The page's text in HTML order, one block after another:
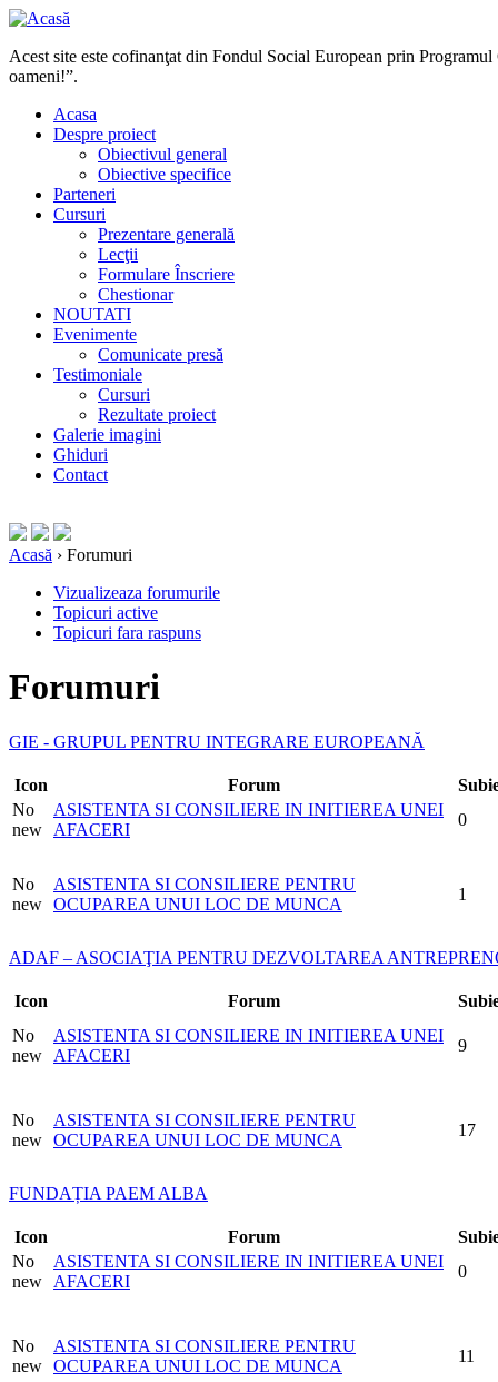
Acest site este cofinanţat din Fondul Social European prin
oameni!”.
Acasa
Despre proiect
Obiectivul general
Obiective specifice
Parteneri
Cursuri
Prezentare generală
Lecţii
Formulare Înscriere
Chestionar
NOUTATI
Evenimente
Comunicate presă
Testimoniale
Cursuri
Rezultate proiect
Galerie imagini
Ghiduri
Contact
Acasă › Forumuri
Vizualizeaza forumurile
Topicuri active
Topicuri fara raspuns
Forumuri
GIE - GRUPUL PENTRU INTEGRARE EUROPEANĂ
Icon Forum
No
new
ASISTENTA SI CONSILIERE IN INITIEREA UNEI
AFACERI
0
No
new
ASISTENTA SI CONSILIERE PENTRU
OCUPAREA UNUI LOC DE MUNCA
1
ADAF – ASOCIAŢIA PENTRU DEZVOLTAREA
Icon Forum
No
new
ASISTENTA SI CONSILIERE IN INITIEREA UNEI
AFACERI
9
No
new
ASISTENTA SI CONSILIERE PENTRU
OCUPAREA UNUI LOC DE MUNCA
17
FUNDAȚIA PAEM ALBA
Icon Forum
No
new
ASISTENTA SI CONSILIERE IN INITIEREA UNEI
AFACERI
0
No
new
ASISTENTA SI CONSILIERE PENTRU
OCUPAREA UNUI LOC DE MUNCA
11